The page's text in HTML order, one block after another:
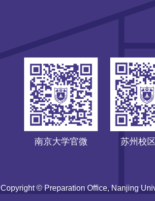
南京大学官微 苏州校
Copyright © Preparation Office, Nanjing